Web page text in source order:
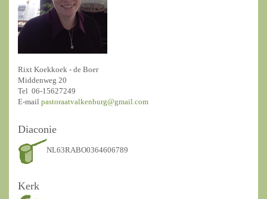
Rixt Koekkoek - de Boer
Middenweg 20
Tel 06-15627249
E-mail pastoraatvalkenburg@gmail.com
Diaconie
NL63RABO0364606789
Kerk